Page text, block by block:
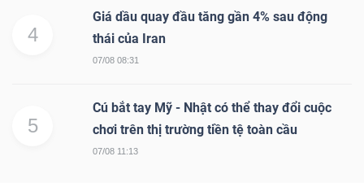
4
Giá dầu quay đầu tăng gần 4% sau động
thái của Iran
07/08 08:31
5
Cú bắt tay Mỹ - Nhật có thể thay đổi cuộc
chơi trên thị trường tiền tệ toàn cầu
07/08 11:13